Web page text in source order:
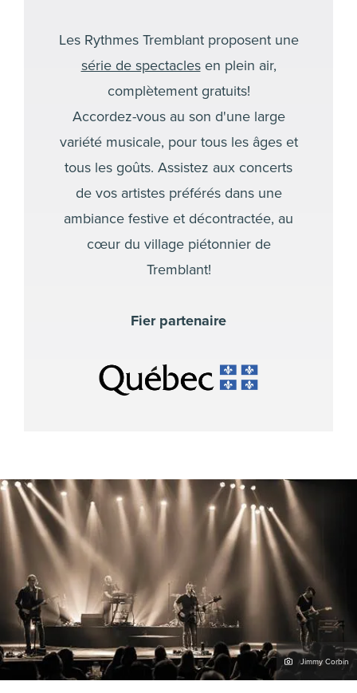
Les Rythmes Tremblant proposent une
série de spectaclesen plein air,
complètement gratuits!
Accordez-vous au son d'une large
variété musicale, pour tous les âges et
tous les goûts. Assistez aux concerts
de vos artistes préférés dans une
ambiance festive et décontractée, au
cœur du village piétonnier de
Tremblant!
Fier partenaire
Jimmy Corbin